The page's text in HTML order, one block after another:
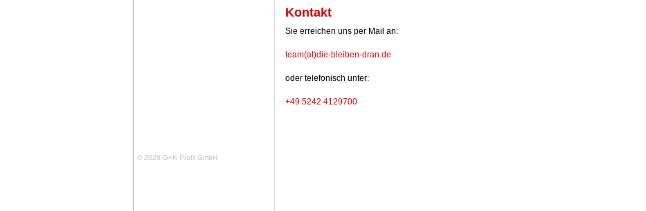
Kontakt
Sie erreichen uns per Mail an:
team(at)die-bleiben-dran.de
oder telefonisch unter:
+49 5242 4129700
© 2026 G+K Profil GmbH